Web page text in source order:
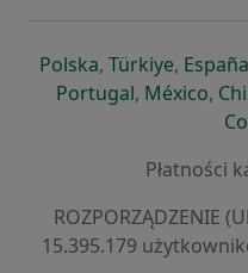
Polskaotwiera się w
, Türkiyeotwiera
, España
Portugalotwiera się
, México,
Płatności
ROZPORZĄDZENIE
15.395.179